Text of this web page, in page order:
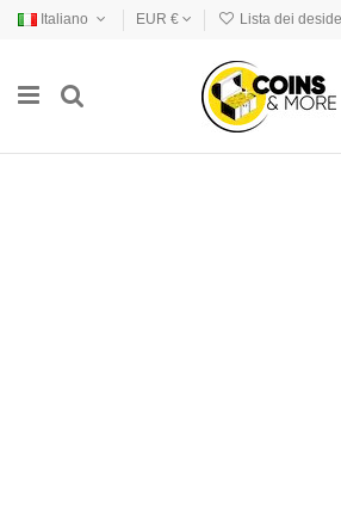
Italiano EUR € Lista dei